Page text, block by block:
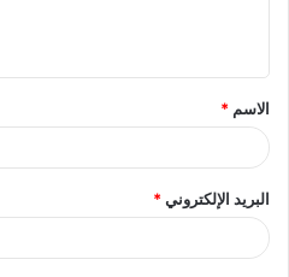
ق
*
الاسم *
البريد الإلكتروني*